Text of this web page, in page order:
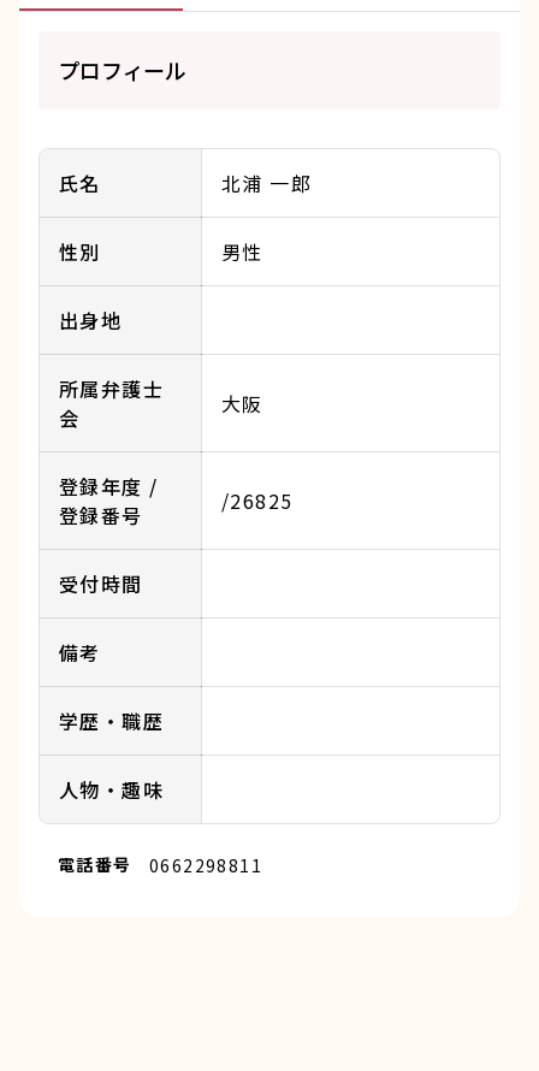
プロフィール
氏名 北浦 一郎
性別 男性
出身地
所属弁護士
会
大阪
登録年度 /
登録番号
/26825
受付時間
備考
学歴・職歴
人物・趣味
電話番号 0662298811